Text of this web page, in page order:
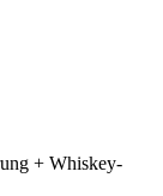
+ Whiskey-